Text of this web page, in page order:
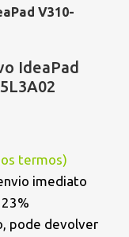
V310-
IdeaPad
termos)
imediato
pode devolver